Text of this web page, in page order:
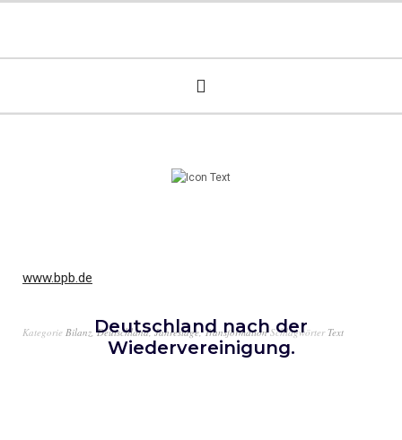
Deutschland nach der
Wiedervereinigung.
www.bpb.de
Kategorie Bilanz,Deutschland,Jahrestage,Transformation Schlagwörter Text